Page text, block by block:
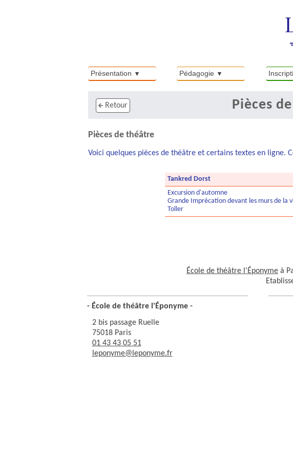
Présentation Pédagogie
Pièces
Retour
Pièces de théâtre
Voici quelques pièces de théâtre et certains textes en ligne.
Tankred Dorst
Excursion d'automne
Grande Imprécation devant les murs de la
Toller
École de théâtre l'Éponyme à
- École de théâtre l'Éponyme -
2 bis passage Ruelle
75018 Paris
01 43 43 05 51
leponyme@leponyme.fr